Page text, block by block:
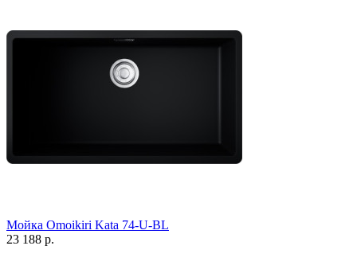
Мойка Omoikiri Kata 74-U-BL
23 188 р.